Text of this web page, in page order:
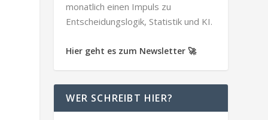
monatlich einen Impuls zu
Entscheidungslogik, Statistik und KI.
Hier geht es zum Newsletter 🚀
WER SCHREIBT HIER?